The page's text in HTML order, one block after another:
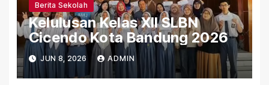
Berita Sekolah
Kelulusan Kelas XII SLBN
Cicendo Kota Bandung 2026
JUN 8, 2026 ADMIN